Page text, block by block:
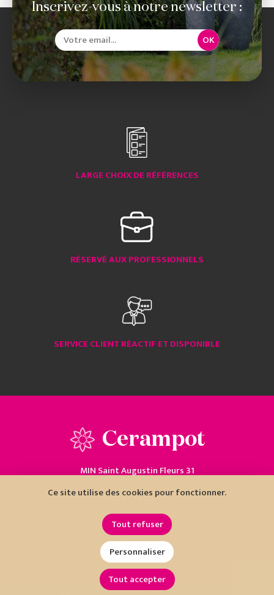
Inscrivez-vous à notre newsletter :
OK
LARGE CHOIX DE RÉFÉRENCES
RÉSERVÉ AUX PROFESSIONNELS
SERVICE CLIENT RÉACTIF ET DISPONIBLE
Cerampot
MIN Saint Augustin Fleurs 31
04 93 18 80 10
Ce site utilise des cookies pour fonctionner.
Tout refuser
Personnaliser
Tout accepter